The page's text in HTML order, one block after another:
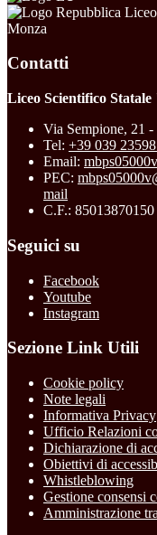
Monza
Contatti
Liceo Scientifico
Via Sempione, 21
Tel: +39 039
Email:
PEC:
mail
C.F.: 85013870150
Seguici su
Facebook
Youtube
Instagram
Sezione Link Utili
Cookie policy
Note legali
Informativa Privacy
Ufficio Relazioni
Dichiarazione di
Obiettivi di
Whistleblowing
Gestione consensi
Amministrazione